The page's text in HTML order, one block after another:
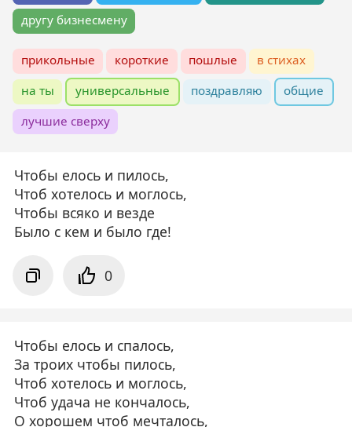
другу бизнесмену
прикольные короткие пошлые
в стихах
на ты
универсальные поздравляю
общие
лучшие сверху
Чтобы елось и пилось,
Чтоб хотелось и моглось,
Чтобы всяко и везде
Было с кем и было где!
0
Чтобы елось и спалось,
За троих чтобы пилось,
Чтоб хотелось и моглось,
Чтоб удача не кончалось,
О хорошем чтоб мечталось,